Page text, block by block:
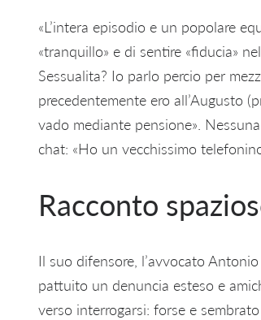
«L’intera episodio e un popolare
«tranquillo» e di sentire «fiducia»
Sessualita? Io parlo percio per
precedentemente ero all’Augusto
vado mediante pensione».
chat: «Ho un vecchissimo
Racconto
Il suo difensore, l’avvocato
pattuito un denuncia esteso e
verso interrogarsi: forse e